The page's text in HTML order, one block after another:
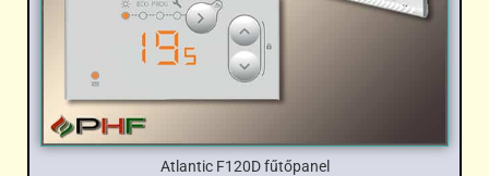
Atlantic F120D fűtőpanel